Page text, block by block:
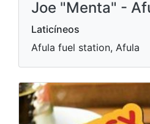
Joe "Menta" -
Laticíneos
Afula fuel station, Afula